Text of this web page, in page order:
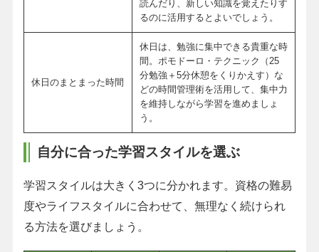
読んだり、新しい知識を覚えたりす
るのに活用するとよいでしょう。
休日のまとまった時間
休日は、勉強に集中できる貴重な時
間。ポモドーロ・テクニック（25
分勉強＋5分休憩をくりかえす）な
どの時間管理術を活用して、集中力
を維持しながら学習を進めましょ
う。
自分に合った学習スタイルを選ぶ
学習スタイルは大きく3つに分かれます。資格の難易
度やライフスタイルに合わせて、無理なく続けられ
る方法を選びましょう。